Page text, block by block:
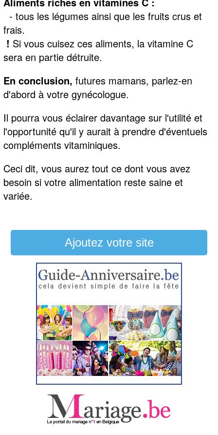
- tous les légumes ainsi que les fruits crus et
frais.
! Si vous cuisez ces aliments, la vitamine C
sera en partie détruite.
En conclusion,futures mamans, parlez-en
d'abord à votre gynécologue.
Il pourra vous éclairer davantage sur l'utilité et
l'opportunité qu'il y aurait à prendre d'éventuels
compléments vitaminiques.
Ceci dit, vous aurez tout ce dont vous avez
besoin si votre alimentation reste saine et
variée.
Ajoutez votre site